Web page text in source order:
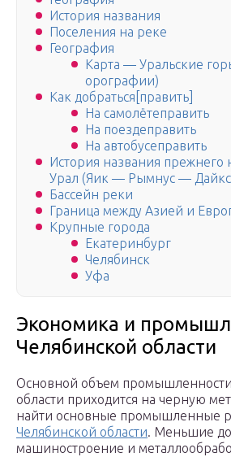
История названия
Поселения на реке
География
Карта — Уральские
орографии)
Как добраться[править]
На самолётеправить
На поездеправить
На автобусеправить
История названия прежнего
Урал (Яик — Рымнус —
Бассейн реки
Граница между Азией и
Крупные города
Екатеринбург
Челябинск
Уфа
Экономика и
Челябинской области
Основной объем
области приходится на черную
найти основные промышленные
Челябинской области. Меньшие
машиностроение и